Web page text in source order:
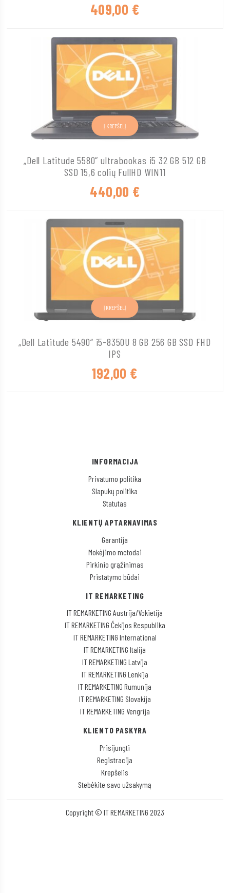
409,00 €
„Dell Latitude 5580“ ultrabookas i5 32 GB 512 GB
SSD 15,6 colių FullHD WIN11
440,00 €
Į KREPŠELĮ
„Dell Latitude 5490“ i5-8350U 8 GB 256 GB SSD FHD
IPS
192,00 €
Į KREPŠELĮ
INFORMACIJA
Privatumo politika
Slapukų politika
Statutas
KLIENTŲ APTARNAVIMAS
Garantija
Mokėjimo metodai
Pirkinio grąžinimas
Pristatymo būdai
IT REMARKETING
IT REMARKETING Austrija/Vokietija
IT REMARKETING Čekijos Respublika
IT REMARKETING International
IT REMARKETING Italija
IT REMARKETING Latvija
IT REMARKETING Lenkija
IT REMARKETING Rumunija
IT REMARKETING Slovakija
IT REMARKETING Vengrija
KLIENTO PASKYRA
Prisijungti
Registracija
Krepšelis
Stebėkite savo užsakymą
Copyright © IT REMARKETING 2023